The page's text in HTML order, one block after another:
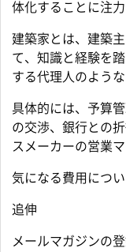
体化することに注力
建築家とは、建築
て、知識と経験を
する代理人のような
具体的には、予算
の交渉、銀行との
スメーカーの営業
気になる費用につ
追伸
メールマガジンの